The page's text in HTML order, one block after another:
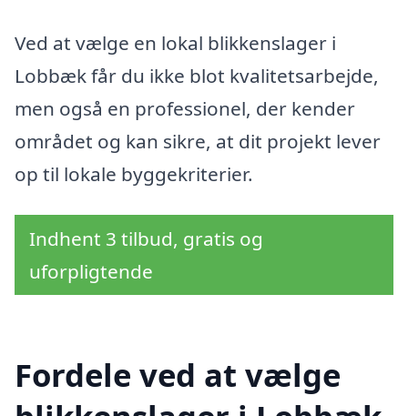
Ved at vælge en lokal blikkenslager i
Lobbæk får du ikke blot kvalitetsarbejde,
men også en professionel, der kender
området og kan sikre, at dit projekt lever
op til lokale byggekriterier.
Indhent 3 tilbud, gratis og
uforpligtende
Fordele ved at vælge